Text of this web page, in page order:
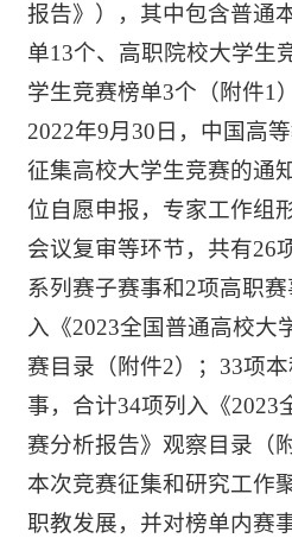
报告》），其中包含普通
单13个、高职院校大学生
学生竞赛榜单3个（附件1
2022年9月30日，中国高
征集高校大学生竞赛的通
位自愿申报，专家工作组
会议复审等环节，共有26
系列赛子赛事和2项高职
入《2023全国普通高校大
赛目录（附件2）；33项
事，合计34项列入《2023
赛分析报告》观察目录（
本次竞赛征集和研究工作
职教发展，并对榜单内赛